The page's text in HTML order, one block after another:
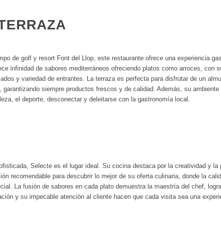
de golf y resort Font del Llop, este restaurante ofrece una experiencia
infinidad de sabores mediterráneos ofreciendo platos como arroces, con
y variedad de entrantes. La terraza es perfecta para disfrutar de un
siempre productos frescos y de calidad. Además, su
el deporte, desconectar y deleitarse con la gastronomía local.
Selecte es el lugar ideal. Su cocina destaca por la creatividad y la
recomendable para descubrir lo mejor de su oferta culinaria, donde la
La fusión de sabores en cada plato demuestra la maestría del chef,
y su impecable atención al cliente hacen que cada visita sea una